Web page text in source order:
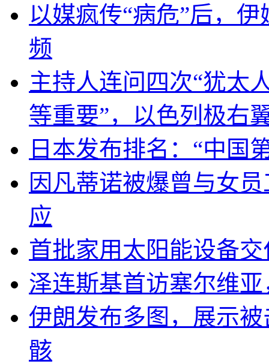
以媒疯传“病危”后，
频
主持人连问四次“犹太
等重要”，以色列极右
日本发布排名：“中国
因凡蒂诺被爆曾与女
应
首批家用太阳能设备
泽连斯基首访塞尔维
伊朗发布多图，展示
骸